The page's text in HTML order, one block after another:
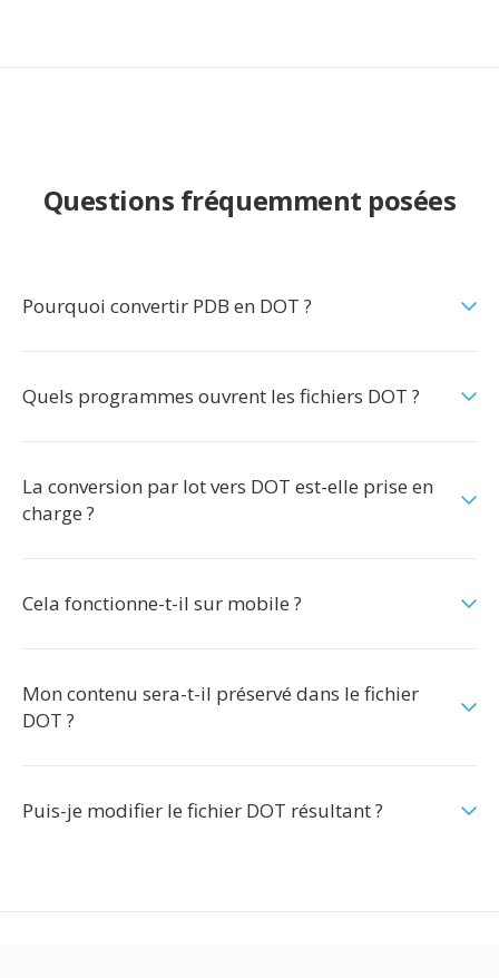
Questions fréquemment posées
Pourquoi convertir PDB en DOT ?
Quels programmes ouvrent les fichiers DOT ?
La conversion par lot vers DOT est-elle prise en
charge ?
Cela fonctionne-t-il sur mobile ?
Mon contenu sera-t-il préservé dans le fichier
DOT ?
Puis-je modifier le fichier DOT résultant ?